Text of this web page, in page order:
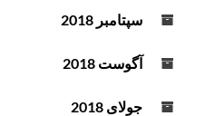
سپتامبر 2018
آگوست 2018
جولای 2018